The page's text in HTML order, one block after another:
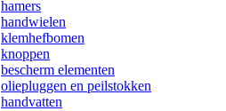
hamers
handwielen
klemhefbomen
knoppen
bescherm elementen
oliepluggen en peilstokken
handvatten